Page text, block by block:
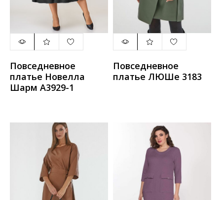
Повседневное
платье Новелла
Шарм А3929-1
Повседневное
платье ЛЮШе 3183